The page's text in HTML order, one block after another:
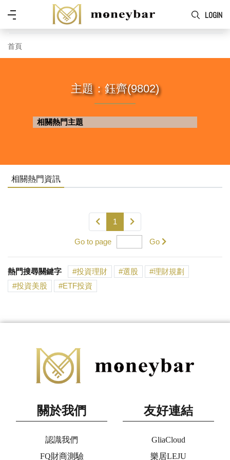
Skip to main content
LOGIN
功
首頁
主題：鈺齊(9802)
相關熱門主題
相關熱門資訊
1
Go to page Go
熱門搜尋關鍵字 投資理財 選股
理財規劃
投資美股
ETF投資
關於我們
認識我們
FQ財商測驗
友好連結
GliaCloud
樂居LEJU